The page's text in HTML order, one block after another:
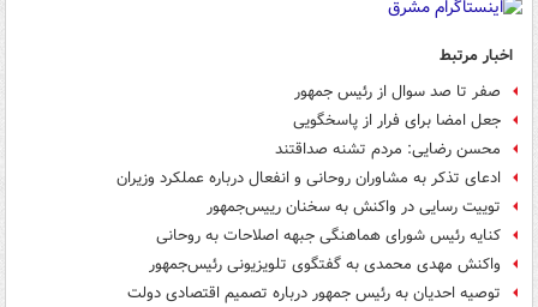
اخبار مرتبط
صفر تا صد سوال از رئیس جمهور
جعل امضا برای فرار از پاسخگویی
محسن رضایی: مردم تشنه صداقتند
ادعای تذکر به مشاوران روحانی و انفعال درباره عملکرد وزیران
توییت رسایی در واکنش به سخنان رییس‌جمهور
کنایه رئیس شورای هماهنگی جبهه اصلاحات به روحانی
واکنش مهدی محمدی به گفتگوی تلویزیونی رئیس‌جمهور
توصیه احدیان به رئیس جمهور درباره تصمیم اقتصادی دولت